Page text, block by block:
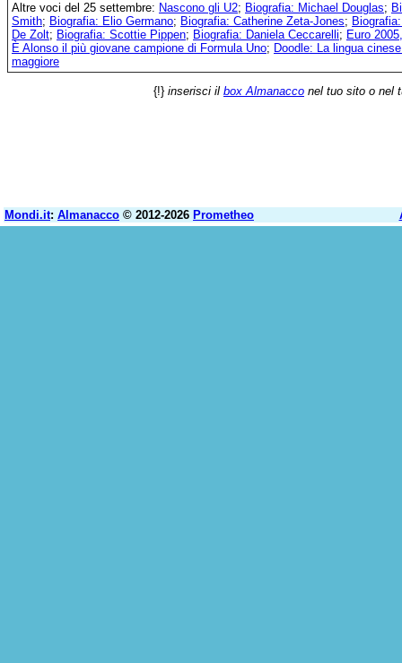
Altre voci del 25 settembre: Nascono gli U2; Biografia: Michael Douglas;
Smith; Biografia: Elio Germano; Biografia: Catherine Zeta-Jones;
De Zolt; Biografia: Scottie Pippen; Biografia: Daniela Ceccarelli; Euro
È Alonso il più giovane campione di Formula Uno; Doodle: La lingua
maggiore
{!} inserisci il box Almanacco nel tuo sito o nel
Mondi.it: Almanacco © 2012-2026 Prometheo